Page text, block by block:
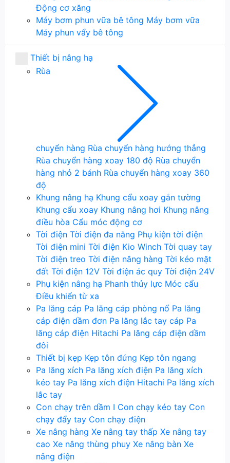
Động cơ xăng
Máy bơm phun vữa bê tông Máy bơm vữa
Máy phun vẩy bê tông
Thiết bị nâng hạ
Rùa
chuyển hàng Rùa chuyển hàng hướng thẳng
Rùa chuyển hàng xoay 180 độ Rùa chuyển
hàng nhỏ 2 bánh Rùa chuyển hàng xoay 360
độ
Khung nâng hạ Khung cẩu xoay gắn tường
Khung cẩu xoay Khung nâng hơi Khung nâng
điều hòa Cẩu móc động cơ
Tời điện Tời điện đa năng Phụ kiện tời điện
Tời điện mini Tời điện Kio Winch Tời quay tay
Tời điện treo Tời điện nâng hàng Tời kéo mặt
đất Tời điện 12V Tời điện ác quy Tời điện 24V
Phụ kiện nâng hạ Phanh thủy lực Móc cẩu
Điều khiển từ xa
Pa lăng cáp Pa lăng cáp phòng nổ Pa lăng
cáp điện dầm đơn Pa lăng lắc tay cáp Pa
lăng cáp điện Hitachi Pa lăng cáp điện dầm
đôi
Thiết bị kẹp Kẹp tôn đứng Kẹp tôn ngang
Pa lăng xích Pa lăng xích điện Pa lăng xích
kéo tay Pa lăng xích điện Hitachi Pa lăng xích
lắc tay
Con chạy trên dầm I Con chạy kéo tay Con
chạy đẩy tay Con chạy điện
Xe nâng hàng Xe nâng tay thấp Xe nâng tay
cao Xe nâng thùng phuy Xe nâng bàn Xe
nâng điện